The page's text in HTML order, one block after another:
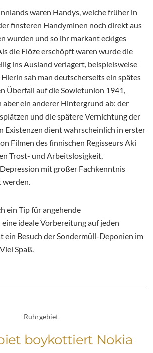
waren Handys, welche früher in
finsteren Handyminen noch direkt aus
wurden und so ihr markant eckiges
die Flöze erschöpft waren wurde die
ins Ausland verlagert, beispielsweise
sah man deutscherseits ein spätes
Überfall auf die Sowietunion 1941,
aber ein anderer Hintergrund ab: der
und die spätere Vernichtung der
Existenzen dient wahrscheinlich in erster
Filmen des finnischen Regisseurs Aki
Trost- und Arbeitslosigkeit,
mit großer Fachkenntnis
werden.
ein Tip für angehende
ideale Vorbereitung auf jeden
ein Besuch der Sondermüll-Deponien im
Spaß.
Ruhrgebiet
boykottiert Nokia